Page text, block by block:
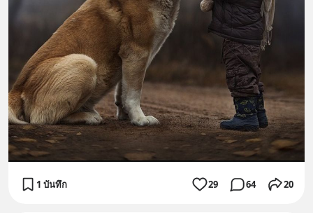
1 บันทึก 29 64 20